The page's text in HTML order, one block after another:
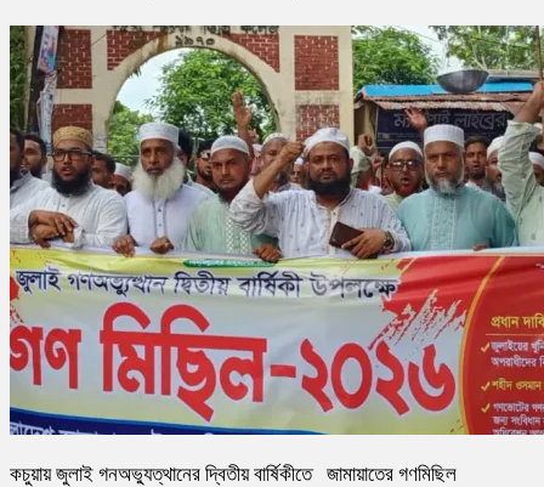
কচুয়ায় জুলাই গনঅভ্যুত্থানের দ্বিতীয় বার্ষিকীতে জামায়াতের গণমিছিল